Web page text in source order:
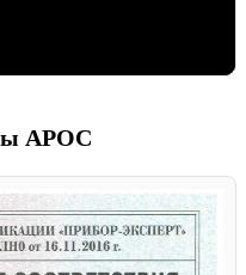
АРОС